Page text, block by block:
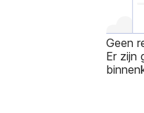
Geen
Er zijn